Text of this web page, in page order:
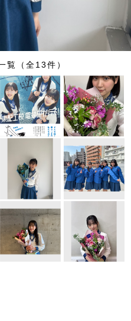
覧（全13件）